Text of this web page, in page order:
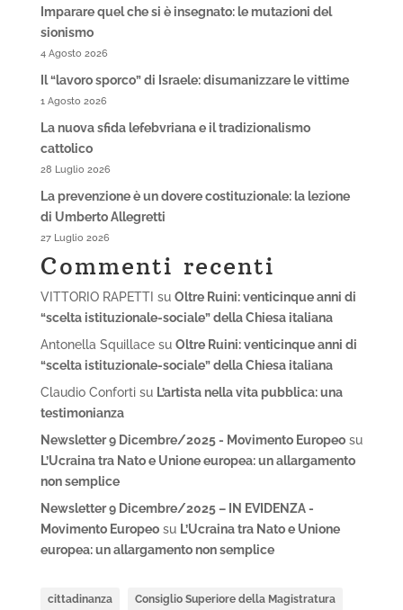
Imparare quel che si è insegnato: le mutazioni del
sionismo
4 Agosto 2026
Il “lavoro sporco” di Israele: disumanizzare le vittime
1 Agosto 2026
La nuova sfida lefebvriana e il tradizionalismo
cattolico
28 Luglio 2026
La prevenzione è un dovere costituzionale: la lezione
di Umberto Allegretti
27 Luglio 2026
Commenti recenti
VITTORIO RAPETTI su Oltre Ruini: venticinque anni di
“scelta istituzionale-sociale” della Chiesa italiana
Antonella Squillacesu Oltre Ruini: venticinque anni di
“scelta istituzionale-sociale” della Chiesa italiana
Claudio Confortisu L’artista nella vita pubblica: una
testimonianza
Newsletter 9 Dicembre/2025 - Movimento Europeosu
L’Ucraina tra Nato e Unione europea: un allargamento
non semplice
Newsletter 9 Dicembre/2025 – IN EVIDENZA -
Movimento Europeosu L’Ucraina tra Nato e Unione
europea: un allargamento non semplice
cittadinanza Consiglio Superiore della Magistratura